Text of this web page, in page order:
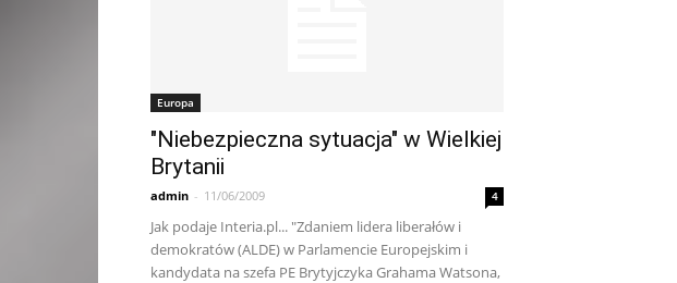
Europa
"Niebezpieczna sytuacja" w Wielkiej
Brytanii
admin - 11/06/2009 4
Jak podaje Interia.pl... "Zdaniem lidera liberałów i
demokratów (ALDE) w Parlamencie Europejskim i
kandydata na szefa PE Brytyjczyka Grahama Watsona,